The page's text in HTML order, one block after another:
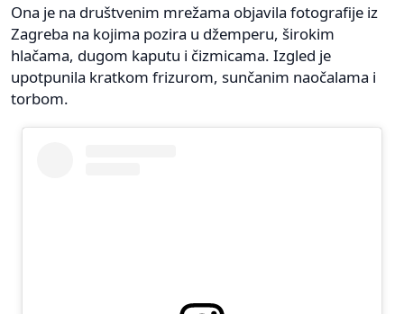
Ona je na društvenim mrežama objavila fotografije iz
Zagreba na kojima pozira u džemperu, širokim
hlačama, dugom kaputu i čizmicama. Izgled je
upotpunila kratkom frizurom, sunčanim naočalama i
torbom.